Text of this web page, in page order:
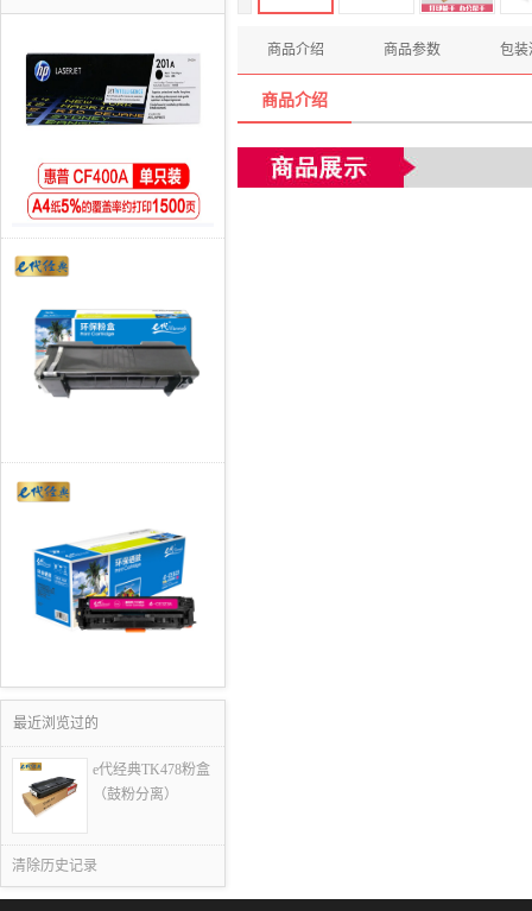
最近浏览过的
e代经典TK478粉盒
（鼓粉分离）
清除历史记录
商品介绍 商品参数 包装
商品介绍